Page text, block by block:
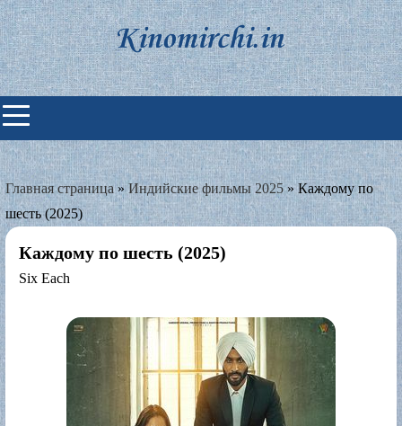
Skip
to
content
Индийские фильмы смотреть
онлайн
Главная страница»Индийские фильмы 2025»Каждому по
шесть (2025)
Каждому по шесть (2025)
Six Each